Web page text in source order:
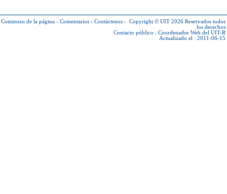
Comienzo de la página - Comentarios - Contáctenos - Copyright © UIT 2026 Reservados todos
los derechos
Contacto público : Coordenador Web del UIT-R
Actualizado el : 2011-06-15